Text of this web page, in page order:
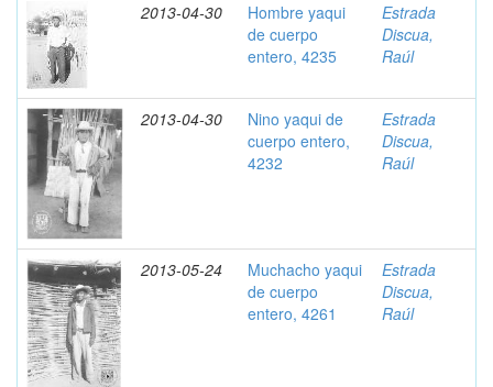
2013-04-30
Hombre yaqui
de cuerpo
entero, 4235
Estrada
Discua,
Raúl
2013-04-30
Nino yaqui de
cuerpo entero,
4232
Estrada
Discua,
Raúl
2013-05-24
Muchacho yaqui
de cuerpo
entero, 4261
Estrada
Discua,
Raúl